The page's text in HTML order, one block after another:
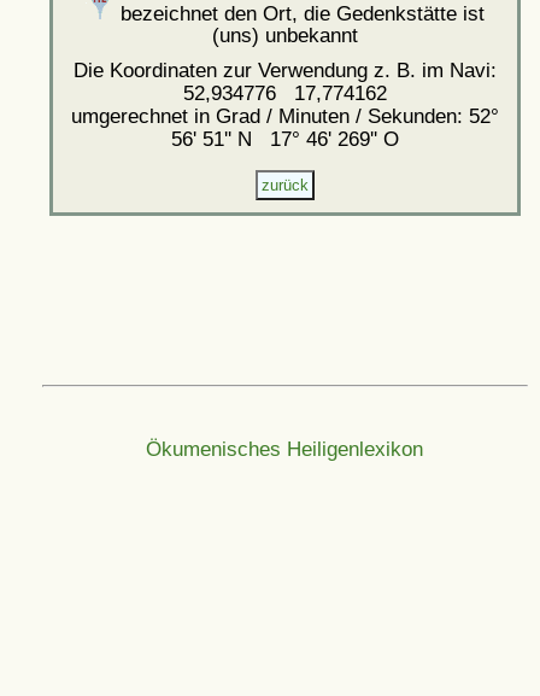
bezeichnet den Ort, die Gedenkstätte ist
(uns) unbekannt
Die Koordinaten zur Verwendung z. B. im Navi:
52,934776 17,774162
umgerechnet in Grad / Minuten / Sekunden: 52°
56' 51'' N 17° 46' 269'' O
Ökumenisches Heiligenlexikon